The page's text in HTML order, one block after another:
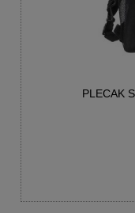
PLECAK